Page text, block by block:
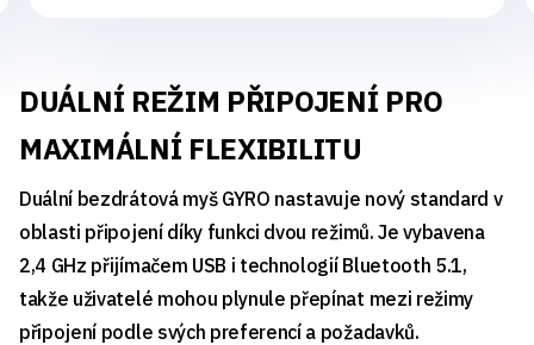
DUÁLNÍ REŽIM PŘIPOJENÍ PRO
MAXIMÁLNÍ FLEXIBILITU
Duální bezdrátová myš GYRO nastavuje nový standard v
oblasti připojení díky funkci dvou režimů. Je vybavena
2,4 GHz přijímačem USB i technologií Bluetooth 5.1,
takže uživatelé mohou plynule přepínat mezi režimy
připojení podle svých preferencí a požadavků.